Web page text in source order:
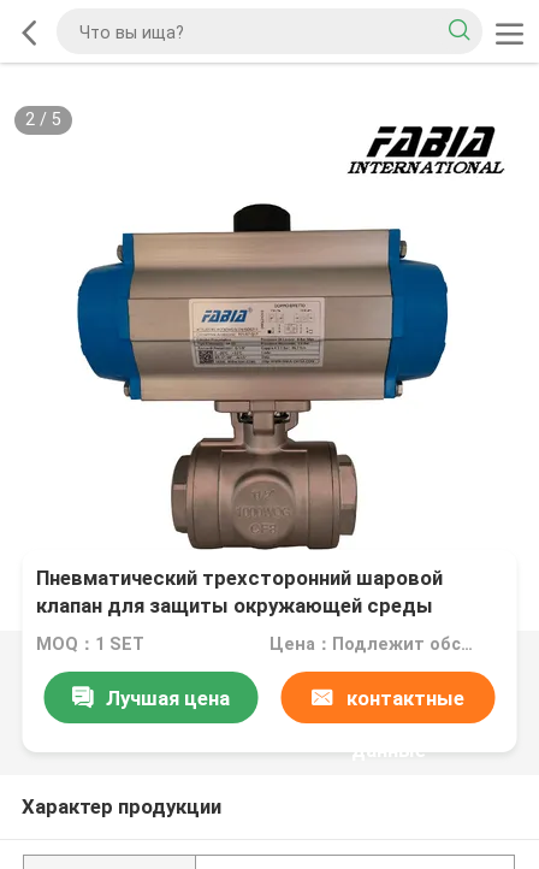
2/ 5
Пневматический трехсторонний шаровой
клапан для защиты окружающей среды
MOQ：1 SET Цена：Подлежит обсуждению
Лучшая цена контактные
данные
Характер продукции